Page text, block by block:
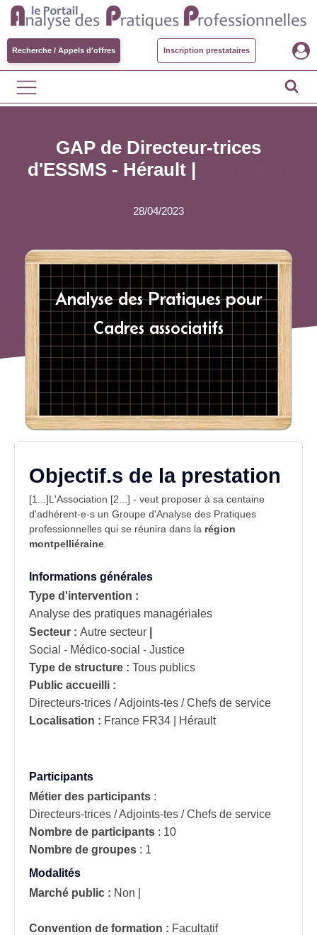
Recherche / Appels d'offres Inscription prestataires
GAP de Directeur-trices
d'ESSMS - Hérault |
28/04/2023
Analyse des Pratiques pour
Cadres associatifs
Objectif.s de la prestation
[1...]L'Association [2...] - veut proposer à sa centaine
d'adhérent-e-s un Groupe d'Analyse des Pratiques
professionnelles qui se réunira dans la région
montpelliéraine
Informations générales
Type d'intervention :
Analyse des pratiques managériales
Secteur : Autre secteur
Social - Médico-social - Justice
Type de structure : Tous publics
Public accueilli :
Directeurs-trices / Adjoints-tes / Chefs de service
Localisation : France FR34 | Hérault
Participants
Métier des participants :
Directeurs-trices / Adjoints-tes / Chefs de service
Nombre de participants : 10
Nombre de groupes : 1
Modalités
Marché public : Non
Convention de formation : Facultatif